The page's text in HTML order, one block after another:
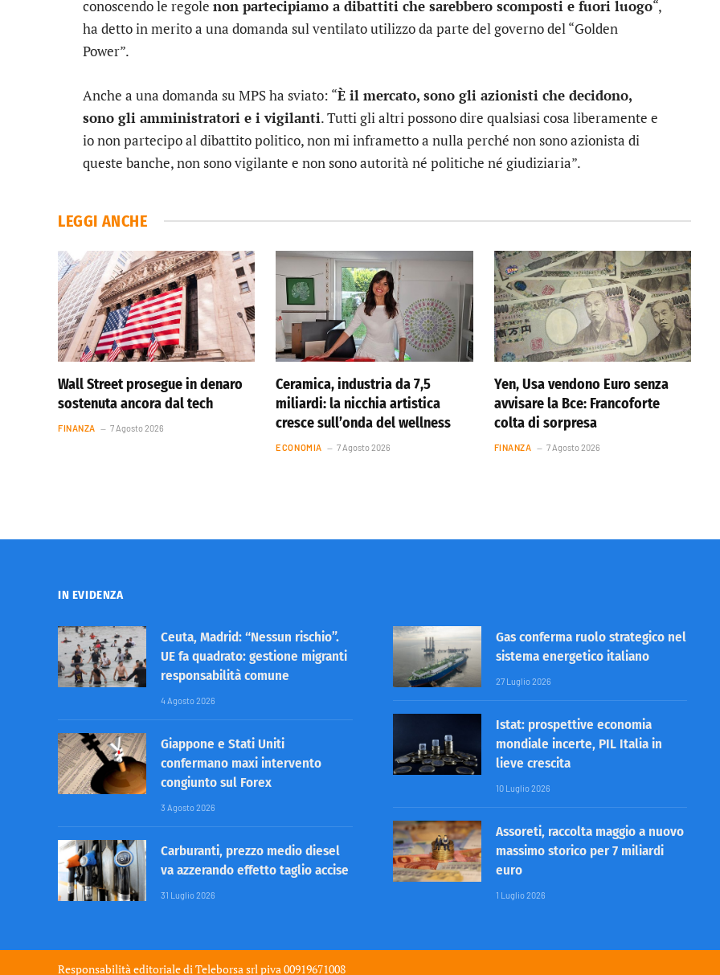
conoscendo le regole non partecipiamo a dibattiti che sarebbero scomposti e fuori luogo“,
ha detto in merito a una domanda sul ventilato utilizzo da parte del governo del “Golden
Power”.
Anche a una domanda su MPSha sviato: “È il mercato, sono gli azionisti che decidono,
sono gli amministratori e i vigilanti. Tutti gli altri possono dire qualsiasi cosa liberamente e
io non partecipo al dibattito politico, non mi inframetto a nulla perché non sono azionista di
queste banche, non sono vigilante e non sono autorità né politiche né giudiziaria”.
LEGGI ANCHE
Wall Street prosegue in denaro
sostenuta ancora dal tech
FINANZA 7 Agosto 2026
Ceramica, industria da 7,5
miliardi: la nicchia artistica
cresce sull’onda del wellness
ECONOMIA 7 Agosto 2026
Yen, Usa vendono Euro senza
avvisare la Bce: Francoforte
colta di sorpresa
FINANZA 7 Agosto 2026
IN EVIDENZA
Ceuta, Madrid: “Nessun rischio”.
UE fa quadrato: gestione migranti
responsabilità comune
4 Agosto 2026
Giappone e Stati Uniti
confermano maxi intervento
congiunto sul Forex
3 Agosto 2026
Carburanti, prezzo medio diesel
va azzerando effetto taglio accise
31 Luglio 2026
Gas conferma ruolo strategico nel
sistema energetico italiano
27 Luglio 2026
Istat: prospettive economia
mondiale incerte, PIL Italia in
lieve crescita
10 Luglio 2026
Assoreti, raccolta maggio a nuovo
massimo storico per 7 miliardi
euro
1 Luglio 2026
Responsabilità editoriale di Teleborsa srl piva 00919671008